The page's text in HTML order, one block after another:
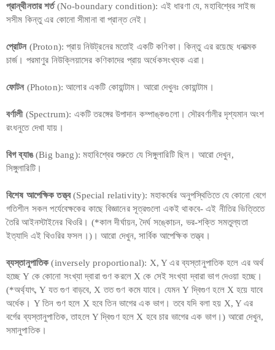
প্রান্থীনতার শর্ত(No-boundary condition): এই ধারণা যে, মহাবিশ্বের সাইজ
সসীম কিন্তু এর কোনো সীমানা বা প্রান্ত নেই।
প্রোটন(Proton): প্রায় নিউট্রনের মতোই একটি কণিকা। কিন্তু এর রয়েছে ধনাত্মক
চার্জ। পরমাণুর নিউক্লিয়াসের কণিকাদের প্রায় অর্ধেকসংখ্যক এরা।
ফোটন(Photon): আলোর একটি কোয়ান্টাম। আরো দেখুনঃ কোয়ান্টাম।
বর্ণালী(Spectrum): একটি তরঙ্গের উপাদান কম্পাঙ্কগুলো। সৌরবর্ণালীর দৃশ্যমান অংশ
রংধনুতে দেখা যায়।
বিগ ব্যাঙ(Big bang): মহাবিশ্বের শুরুতে যে সিঙ্গুলারিটি ছিল। আরো দেখুন,
সিঙ্গুলারিটি।
বিশেষ আপেক্ষিক তত্ত্ব(Special relativity): মহাকর্ষের অনুপস্থিতিতে যে কোনো বেগে
গতিশীল সকল পর্যেবেক্ষকের কাছে বিজ্ঞানের সূত্রগুলো একই থাকবে- এই নীতির ভিত্তিতে
তৈরি আইনস্টাইনের থিওরি। (*কাল দীর্ঘায়ন, দৈর্ঘ সঙ্কোচন, ভর-শক্তি সমতুল্যতা
ইত্যাদি এই থিওরির ফসল।)। আরো দেখুন, সার্বিক আপেক্ষিক তত্ত্ব।
ব্যস্তানুপাতিক(inversely proportional): X, Y এর ব্যস্তানুপাতিক হলে এর অর্থ
হচ্ছে Y কে কোনো সংখ্যা দ্বারা গুণ করলে X কে সেই সংখ্যা দ্বারা ভাগ দেওয়া হচ্ছে।
(*অর্থ্যাৎ, Y যত গুণ বাড়বে, X তত গুণ কমে যাবে। যেমন Y দ্বিগুণ হলে X হয়ে যাবে
অর্ধেক। Y তিন গুণ হলে X হবে তিন ভাগের এক ভাগ। তবে যদি বলা হয় X, Y এর
বর্গের ব্যস্তানুপাতিক, তাহলে Y দ্বিগুণ হলে X হবে চার ভাগের এক ভাগ।) আরো দেখুন,
সমানুপাতিক।